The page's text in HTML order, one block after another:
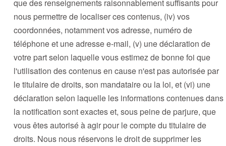
que des renseignements raisonnablement suffisants pour
nous permettre de localiser ces contenus, (iv) vos
coordonnées, notamment vos adresse, numéro de
téléphone et une adresse e-mail, (v) une déclaration de
votre part selon laquelle vous estimez de bonne foi que
l'utilisation des contenus en cause n'est pas autorisée par
le titulaire de droits, son mandataire ou la loi, et (vi) une
déclaration selon laquelle les informations contenues dans
la notification sont exactes et, sous peine de parjure, que
vous êtes autorisé à agir pour le compte du titulaire de
droits. Nous nous réservons le droit de supprimer les